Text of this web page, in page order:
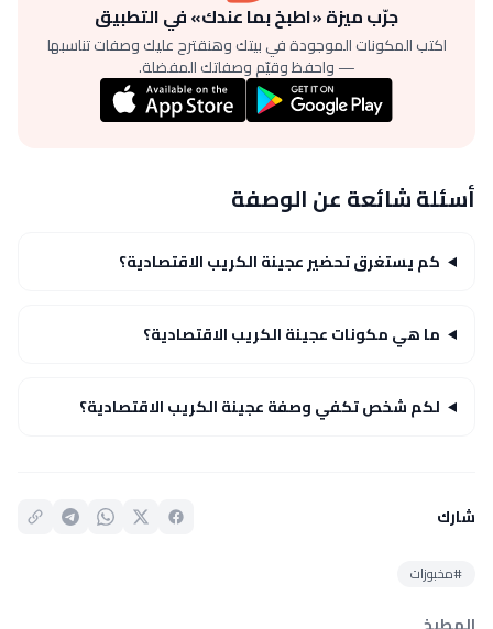
جرّب ميزة «اطبخ بما عندك» في التطبيق
اكتب المكونات الموجودة في بيتك وهنقترح عليك وصفات تناسبها
— واحفظ وقيّم وصفاتك المفضلة.
أسئلة شائعة عن الوصفة
كم يستغرق تحضير عجينة الكريب الاقتصادية؟
ما هي مكونات عجينة الكريب الاقتصادية؟
لكم شخص تكفي وصفة عجينة الكريب الاقتصادية؟
شارك
#مخبوزات